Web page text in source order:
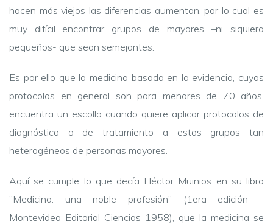
hacen más viejos las diferencias aumentan, por lo cual es
muy difícil encontrar grupos de mayores –ni siquiera
pequeños- que sean semejantes.
Es por ello que la medicina basada en la evidencia, cuyos
protocolos en general son para menores de 70 años,
encuentra un escollo cuando quiere aplicar protocolos de
diagnóstico o de tratamiento a estos grupos tan
heterogéneos de personas mayores.
Aquí se cumple lo que decía Héctor Muinios en su libro
”Medicina: una noble profesión” (1era edición -
Montevideo Editorial Ciencias 1958), que la medicina se